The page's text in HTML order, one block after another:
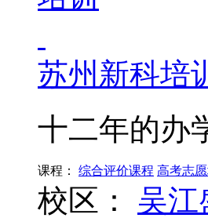
苏州新科培
十二年的办
课程： 综合评价课程 高考志
校区： 吴江